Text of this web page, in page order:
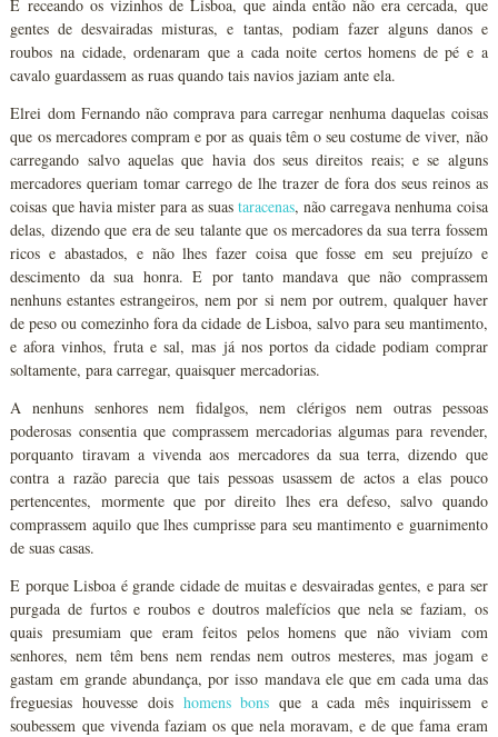
E receando os vizinhos de Lisboa, que ainda então não era cercada, que
gentes de desvairadas misturas, e tantas, podiam fazer alguns danos e
roubos na cidade, ordenaram que a cada noite certos homens de pé e a
cavalo guardassem as ruas quando tais navios jaziam ante ela.
Elrei dom Fernando não comprava para carregar nenhuma daquelas coisas
que os mercadores compram e por as quais têm o seu costume de viver, não
carregando salvo aquelas que havia dos seus direitos reais; e se alguns
mercadores queriam tomar carrego de lhe trazer de fora dos seus reinos as
coisas que havia mister para as suastaracenas, não carregava nenhuma coisa
delas, dizendo que era de seu talante que os mercadores da sua terra fossem
ricos e abastados, e não lhes fazer coisa que fosse em seu prejuízo e
descimento da sua honra. E por tanto mandava que não comprassem
nenhuns estantes estrangeiros, nem por si nem por outrem, qualquer haver
de peso ou comezinho fora da cidade de Lisboa, salvo para seu mantimento,
e afora vinhos, fruta e sal, mas já nos portos da cidade podiam comprar
soltamente, para carregar, quaisquer mercadorias.
A nenhuns senhores nem fidalgos, nem clérigos nem outras pessoas
poderosas consentia que comprassem mercadorias algumas para revender,
porquanto tiravam a vivenda aos mercadores da sua terra, dizendo que
contra a razão parecia que tais pessoas usassem de actos a elas pouco
pertencentes, mormente que por direito lhes era defeso, salvo quando
comprassem aquilo que lhes cumprisse para seu mantimento e guarnimento
de suas casas.
E porque Lisboa é grande cidade de muitas e desvairadas gentes, e para ser
purgada de furtos e roubos e doutros malefícios que nela se faziam, os
quais presumiam que eram feitos pelos homens que não viviam com
senhores, nem têm bens nem rendas nem outros mesteres, mas jogam e
gastam em grande abundança, por isso mandava ele que em cada uma das
freguesias houvesse dois homens bons que a cada mês inquirissem e
soubessem que vivenda faziam os que nela moravam, e de que fama eram